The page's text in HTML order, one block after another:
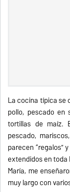
La cocina típica se
pollo, pescado en
tortillas de maíz.
pescado,
parecen “regalos”
extendidos en toda
María, me
muy largo con